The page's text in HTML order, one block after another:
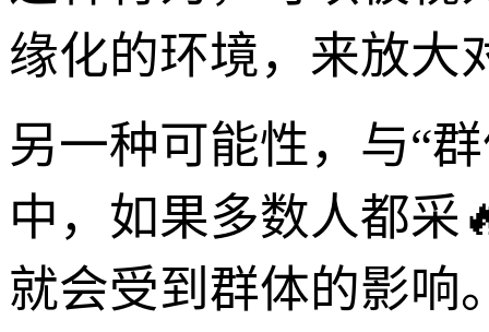
缘化的环境，来放大
另一种可能性，与“
中，如果多数人都采
就会受到群体的影响